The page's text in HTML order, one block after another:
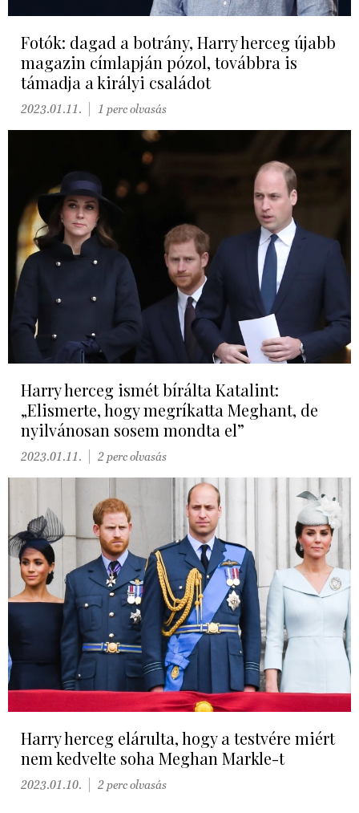
Fotók: dagad a botrány, Harry herceg újabb
magazin címlapján pózol, továbbra is
támadja a királyi családot
2023.01.11. 1 perc olvasás
Harry herceg ismét bírálta Katalint:
„Elismerte, hogy megríkatta Meghant, de
nyilvánosan sosem mondta el”
2023.01.11. 2 perc olvasás
Harry herceg elárulta, hogy a testvére miért
nem kedvelte soha Meghan Markle-t
2023.01.10. 2 perc olvasás